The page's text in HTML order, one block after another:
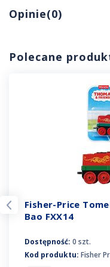
Opinie(0)
Polecane
Fisher-Price
Bao FXX14
Dostępność: 0 szt.
Kod produktu: Fisher